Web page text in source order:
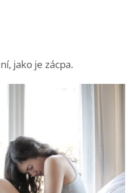
jako je zácpa.